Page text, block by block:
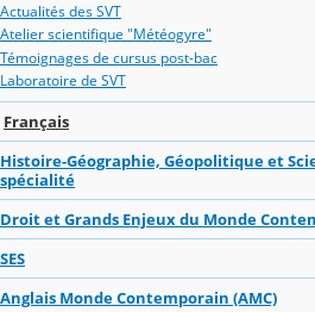
Actualités des SVT
Atelier scientifique "Météogyre"
Témoignages de cursus post-bac
Laboratoire de SVT
Français
Histoire-Géographie, Géopolitique et
spécialité
Droit et Grands Enjeux du Monde
SES
Anglais Monde Contemporain (AMC)